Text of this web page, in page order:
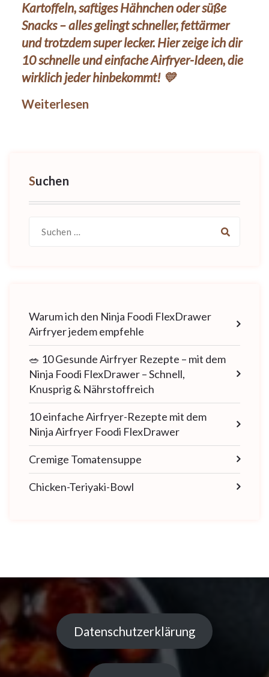
Kartoffeln, saftiges Hähnchen oder süße
Snacks – alles gelingt schneller, fettärmer
und trotzdem super lecker. Hier zeige ich dir
10 schnelle und einfache Airfryer-Ideen, die
wirklich jeder hinbekommt! 💛
Weiterlesen
Suchen
nach:
Warum ich den Ninja Foodi FlexDrawer
Airfryer jedem empfehle
🥗 10 Gesunde Airfryer Rezepte – mit dem
Ninja Foodi FlexDrawer – Schnell,
Knusprig & Nährstoffreich
10 einfache Airfryer-Rezepte mit dem
Ninja Airfryer Foodi FlexDrawer
Cremige Tomatensuppe
Chicken-Teriyaki-Bowl
Datenschutzerklärung